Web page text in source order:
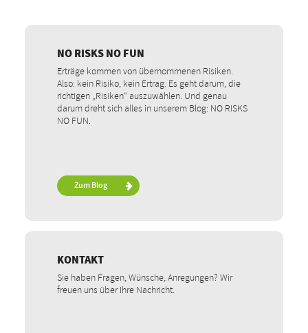
BEITRÄGE
NO RISKS NO FUN
Erträge kommen von übernommenen Risiken.
Also: kein Risiko, kein Ertrag. Es geht darum, die
richtigen „Risiken“ auszuwählen. Und genau
darum dreht sich alles in unserem Blog: NO RISKS
NO FUN.
Zum Blog
KONTAKT
Sie haben Fragen, Wünsche, Anregungen? Wir
freuen uns über Ihre Nachricht.